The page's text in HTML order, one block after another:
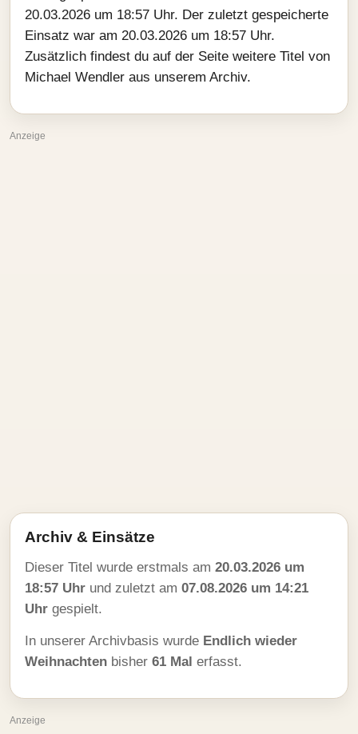
20.03.2026 um 18:57 Uhr. Der zuletzt gespeicherte
Einsatz war am 20.03.2026 um 18:57 Uhr.
Zusätzlich findest du auf der Seite weitere Titel von
Michael Wendler aus unserem Archiv.
Anzeige
Archiv & Einsätze
Dieser Titel wurde erstmals am 20.03.2026 um
18:57 Uhr und zuletzt am 07.08.2026 um 14:21
Uhr gespielt.
In unserer Archivbasis wurde Endlich wieder
Weihnachten bisher 61 Mal erfasst.
Anzeige